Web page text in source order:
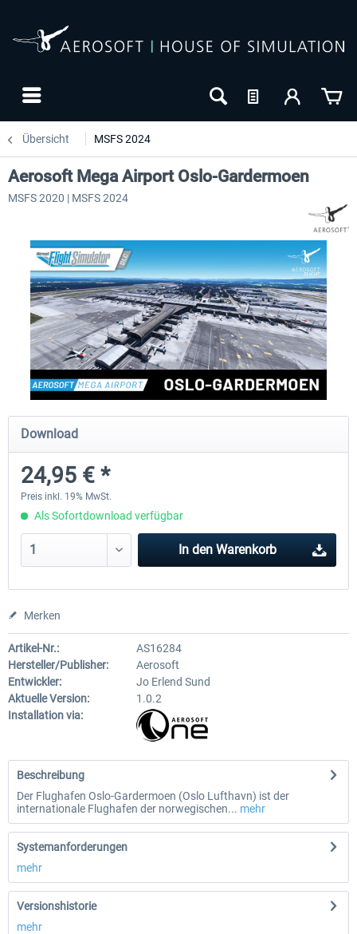
Übersicht MSFS 2024
24h FREE
EmergencyDispatcherPro - 24h Free
0,00 € *
Aerosoft Mega Airport Oslo-Gardermoen
MSFS 2020 | MSFS 2024
Download
24,95 € *
Preis inkl. 19% MwSt.
Als Sofortdownload verfügbar
In den Warenkorb
Merken
Artikel-Nr.:
AS16284
Hersteller/Publisher:
Aerosoft
Entwickler:
Jo Erlend Sund
Aktuelle Version:
1.0.2
Installation via:
Beschreibung
Der Flughafen Oslo-Gardermoen (Oslo Lufthavn) ist der
internationale Flughafen der norwegischen... mehr
Systemanforderungen
mehr
Versionshistorie
mehr